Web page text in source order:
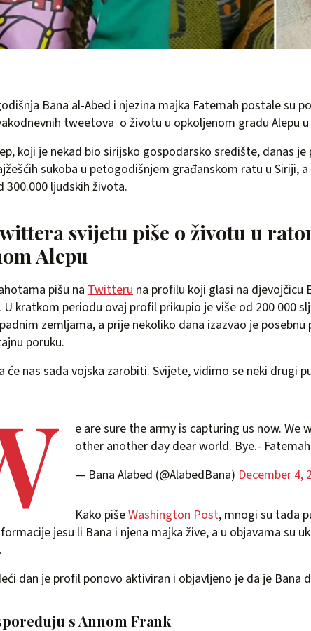
Bana al-Abed i njezina majka Fatemah postale su
tweetova o životu u opkoljenom gradu Alepu u
koji je nekad bio sirijsko gospodarsko središte, danas
sukoba u petogodišnjem građanskom ratu u Siriji,
300.000 ljudskih života.
svijetu piše o životu u
Alepu
pišu na Twitteru na profilu koji glasi na djevojčicu
U kratkom periodu ovaj profil prikupio je više od 200 000
zemljama, a prije nekoliko dana izazvao je
poruku.
će nas sada vojska zarobiti. Svijete, vidimo se neki drugi
e are sure the army is capturing us now. We
other another day dear world. Bye.- Fatemah
— Bana Alabed (@AlabedBana) December 4,
Kako pišeWashington Post, mnogi su tada
jesu li Bana i njena majka žive, a u objavama su
dan je profil ponovo aktiviran i objavljeno je da je Bana
s Annom Frank